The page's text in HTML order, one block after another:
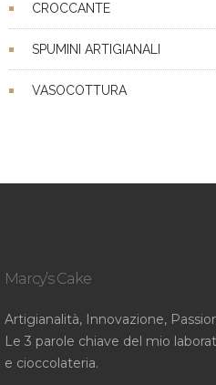
CROCCANTE
SPUMINI ARTIGIANALI
VASOCOTTURA
Marcy’s Cake
Artigianalità, Innovazione,
Le 3 parole chiave del mio
e cioccolateria.